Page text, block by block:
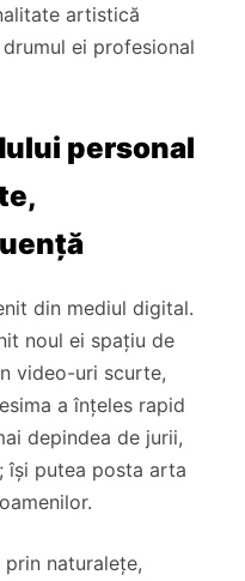
artistică
ei profesional
personal
din mediul digital.
noul ei spațiu de
video-uri scurte,
a înțeles rapid
depindea de jurii,
își putea posta arta
naturalețe,